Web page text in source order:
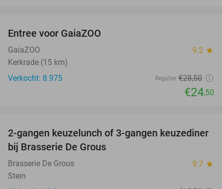
Entree voor GaiaZOO
GaiaZOO 9.2 star
Kerkrade (15 km)
Verkocht: 8.975
Regulier €28,50
€24,50
30%
2-gangen keuzelunch of 3-gangen keuzediner
bij Brasserie De Grous
Brasserie De Grous 9.7 star
Stein